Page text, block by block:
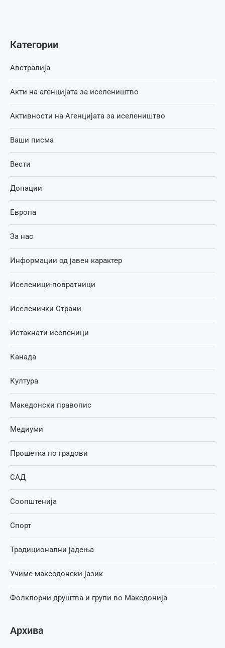
Категории
Австралија
Акти на агенцијата за иселеништво
Активности на Агенцијата за иселеништво
Ваши писма
Вести
Донации
Европа
За нас
Информации од јавен карактер
Иселеници-повратници
Иселенички Страни
Истакнати иселеници
Канада
Култура
Македонски правопис
Медиуми
Прошетка по градови
САД
Соопштенија
Спорт
Традиционални јадења
Учиме макеодонски јазик
Фолклорни друштва и групи во Македонија
Архива